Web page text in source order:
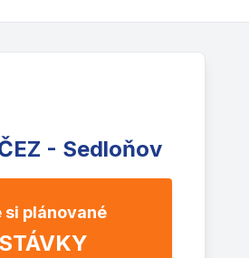
- Sedloňov
si plánované